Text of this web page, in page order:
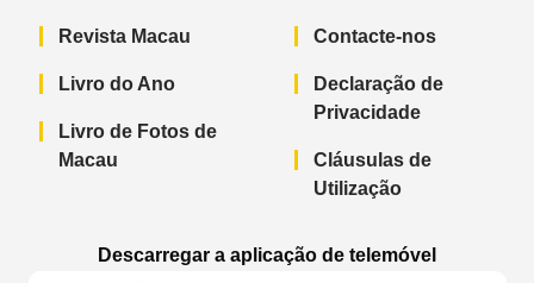
Revista Macau
Livro do Ano
Livro de Fotos de
Macau
Contacte-nos
Declaração de
Privacidade
Cláusulas de
Utilização
Descarregar a aplicação de telemóvel